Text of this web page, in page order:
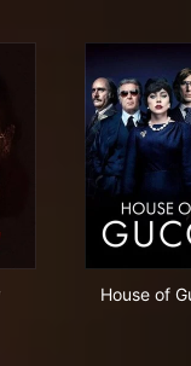
House of